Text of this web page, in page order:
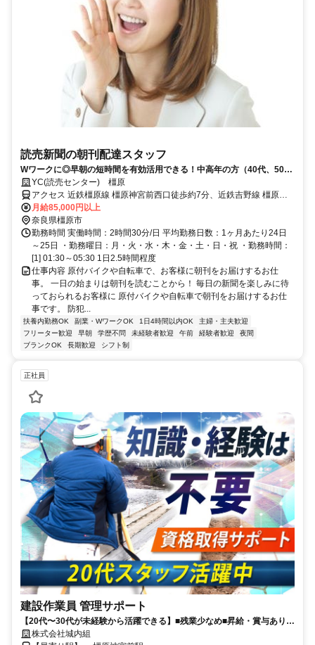
読売新聞の朝刊配達スタッフ
Wワークに◎早朝の短時間を有効活用できる！中高年の方（40代、50
代、60代）も活躍中！
YC(読売センター) 橿原
アクセス 近鉄橿原線 橿原神宮前西口徒歩約7分、近鉄吉野線 橿原神
宮前西口徒歩約7分、近鉄南大阪線 橿原神宮前西口徒歩約7分
月給85,000円以上
奈良県橿原市
勤務時間 実働時間：2時間30分/日 平均勤務日数：1ヶ月あたり24日
～25日 ・勤務曜日：月・火・水・木・金・土・日・祝 ・勤務時間：
[1] 01:30～05:30 1日2.5時間程度
仕事内容 原付バイクや自転車で、お客様に朝刊をお届けするお仕
事。 一日の始まりは朝刊を読むことから！ 毎日の新聞を楽しみに待
っておられるお客様に 原付バイクや自転車で朝刊をお届けするお仕
事です。 防犯...
扶養内勤務OK 副業・WワークOK 1日4時間以内OK
主婦・主夫歓迎
フリーター歓迎
早朝 学歴不問 未経験者歓迎 午前 経験者歓迎
夜間
ブランクOK
長期歓迎 シフト制
正社員
建設作業員 管理サポート
【20代〜30代が未経験から活躍できる】■残業少なめ■昇給・賞与あり■
長期休暇・有給休暇あり■決算賞与6年連続支給中■週休2日制(土日祝)
株式会社城内組